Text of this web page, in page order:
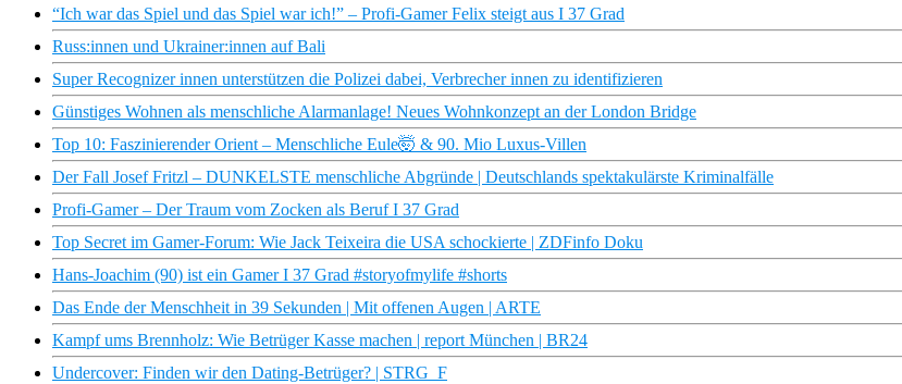
“Ich war das Spiel und das Spiel war ich!” – Profi-Gamer Felix steigt aus I 37 Grad
Russ:innen und Ukrainer:innen auf Bali
Super Recognizer innen unterstützen die Polizei dabei, Verbrecher innen zu identifizieren
Günstiges Wohnen als menschliche Alarmanlage! Neues Wohnkonzept an der London Bridge
Top 10: Faszinierender Orient – Menschliche Eule🤯 & 90. Mio Luxus-Villen
Der Fall Josef Fritzl – DUNKELSTE menschliche Abgründe | Deutschlands spektakulärste Kriminalfälle
Profi-Gamer – Der Traum vom Zocken als Beruf I 37 Grad
Top Secret im Gamer-Forum: Wie Jack Teixeira die USA schockierte | ZDFinfo Doku
Hans-Joachim (90) ist ein Gamer I 37 Grad #storyofmylife #shorts
Das Ende der Menschheit in 39 Sekunden | Mit offenen Augen | ARTE
Kampf ums Brennholz: Wie Betrüger Kasse machen | report München | BR24
Undercover: Finden wir den Dating-Betrüger? | STRG_F